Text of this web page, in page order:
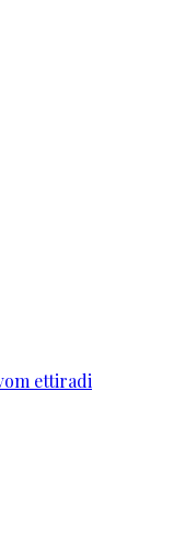
ettiradi